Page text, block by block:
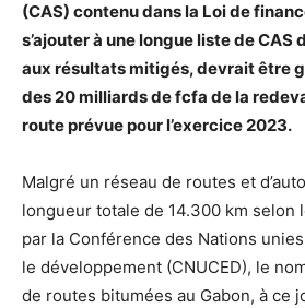
(CAS) contenu dans la Loi de
s’ajouter à une longue liste de CAS
aux résultats mitigés, devrait être
des 20 milliards de fcfa de la
route prévue pour l’exercice 2023.
Malgré un réseau de routes et
longueur totale de 14.300 km selon
par la Conférence des Nations
le développement (CNUCED), le
de routes bitumées au Gabon, à ce